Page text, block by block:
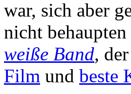
war, sich aber
nicht
weiße Band,
Film und beste